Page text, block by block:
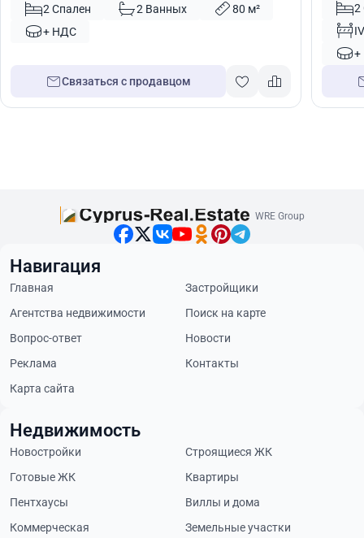
2 Спален
2 Ванных
80 м²
+ НДС
Связаться с продавцом
2
WRE Group
Навигация
Главная
Застройщики
Агентства недвижимости
Поиск на карте
Вопрос-ответ
Новости
Реклама
Контакты
Карта сайта
Недвижимость
Новостройки
Строящиеся ЖК
Готовые ЖК
Квартиры
Пентхаусы
Виллы и дома
Коммерческая
Земельные участки